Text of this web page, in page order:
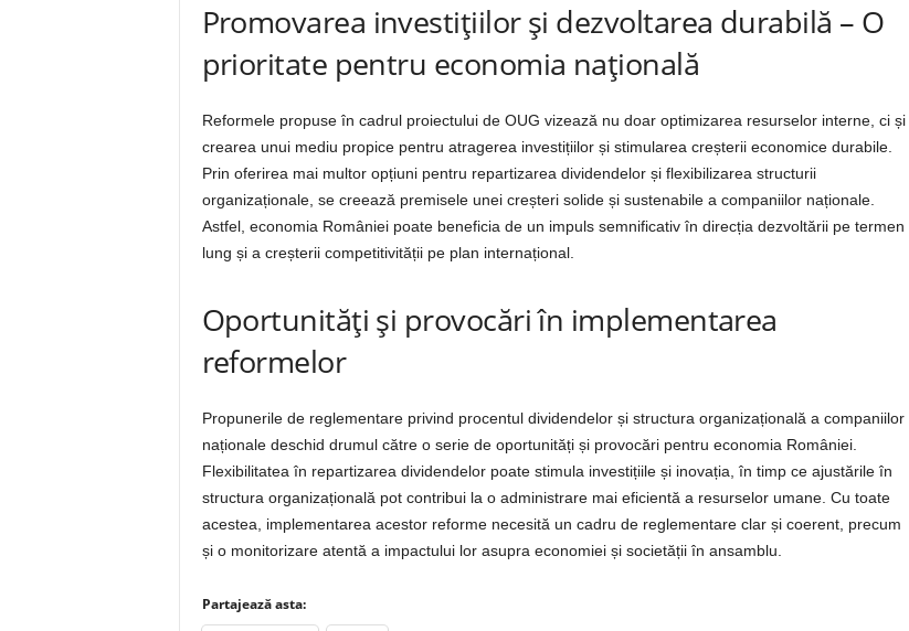
Promovarea investițiilor și dezvoltarea durabilă – O
prioritate pentru economia națională
Reformele propuse în cadrul proiectului de OUG vizează nu doar optimizarea resurselor interne, ci și
crearea unui mediu propice pentru atragerea investițiilor și stimularea creșterii economice durabile.
Prin oferirea mai multor opțiuni pentru repartizarea dividendelor și flexibilizarea structurii
organizaționale, se creează premisele unei creșteri solide și sustenabile a companiilor naționale.
Astfel, economia României poate beneficia de un impuls semnificativ în direcția dezvoltării pe termen
lung și a creșterii competitivității pe plan internațional.
Oportunități și provocări în implementarea
reformelor
Propunerile de reglementare privind procentul dividendelor și structura organizațională a companiilor
naționale deschid drumul către o serie de oportunități și provocări pentru economia României.
Flexibilitatea în repartizarea dividendelor poate stimula investițiile și inovația, în timp ce ajustările în
structura organizațională pot contribui la o administrare mai eficientă a resurselor umane. Cu toate
acestea, implementarea acestor reforme necesită un cadru de reglementare clar și coerent, precum
și o monitorizare atentă a impactului lor asupra economiei și societății în ansamblu.
Partajează asta: